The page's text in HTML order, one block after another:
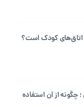
اتاق‌های کودک است؟
از آن استفاده